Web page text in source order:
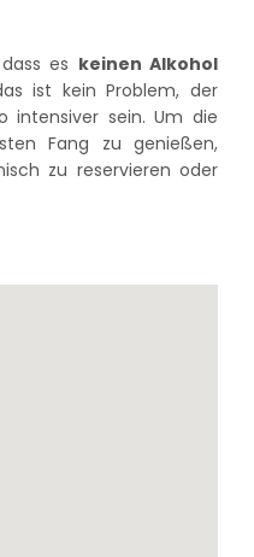
es keinen Alkohol
ist kein Problem, der
intensiver sein. Um die
Fang zu genießen,
zu reservieren oder